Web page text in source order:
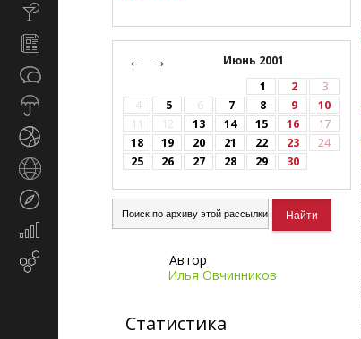
Новости
регионы
Экономика
← Июнь 2001
→
1 2
3
4
5 6 7 8 9
10
11
12 13 14 15 16
17
18
19 20 21 22 23
24
25
26 27 28 29 30
Автор
Илья Овчинников
Статистика